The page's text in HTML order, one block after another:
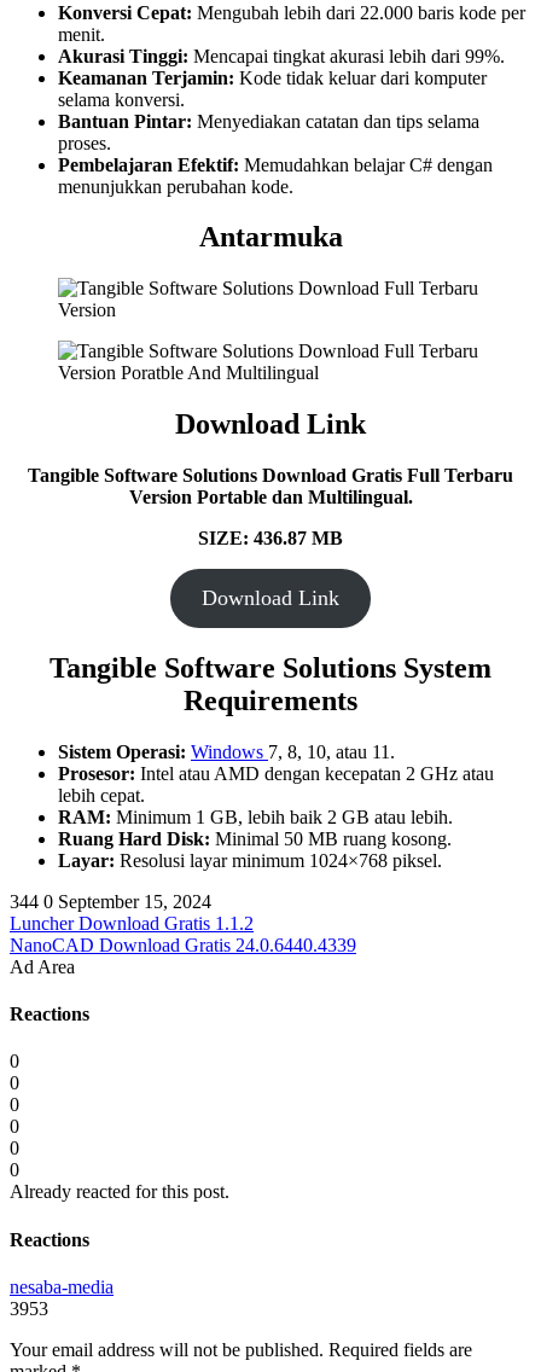
Konversi Cepat: Mengubah lebih dari 22.000 baris kode per
menit.
Akurasi Tinggi: Mencapai tingkat akurasi lebih dari 99%.
Keamanan Terjamin: Kode tidak keluar dari komputer
selama konversi.
Bantuan Pintar: Menyediakan catatan dan tips selama
proses.
Pembelajaran Efektif: Memudahkan belajar C# dengan
menunjukkan perubahan kode.
Antarmuka
Download Link
Tangible Software Solutions Download Gratis Full Terbaru
Version Portable dan Multilingual.
SIZE: 436.87 MB
Download Link
Tangible Software Solutions System
Requirements
Sistem Operasi: Windows 7, 8, 10, atau 11.
Prosesor: Intel atau AMD dengan kecepatan 2 GHz atau
lebih cepat.
RAM: Minimum 1 GB, lebih baik 2 GB atau lebih.
Ruang Hard Disk: Minimal 50 MB ruang kosong.
Layar: Resolusi layar minimum 1024×768 piksel.
344 0 September 15, 2024
Luncher Download Gratis 1.1.2
NanoCAD Download Gratis 24.0.6440.4339
Ad Area
Reactions
0
0
0
0
0
0
Already reacted for this post.
Reactions
nesaba-media
3953
Your email address will not be published. Required fields are